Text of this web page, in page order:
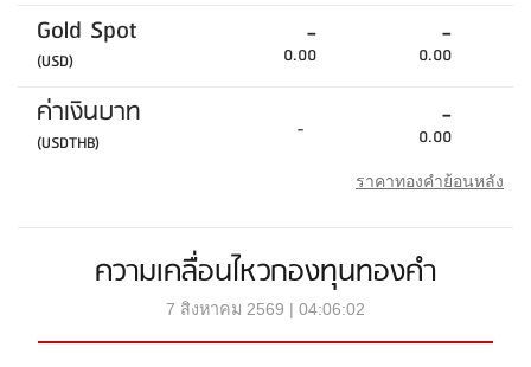
Gold Spot
(USD)
-
0.00
-
0.00
ค่าเงินบาท
(USDTHB) - -
0.00
ราคาทองคำย้อนหลัง
ความเคลื่อนไหวกองทุนทองคำ
7 สิงหาคม 2569 | 04:06:02